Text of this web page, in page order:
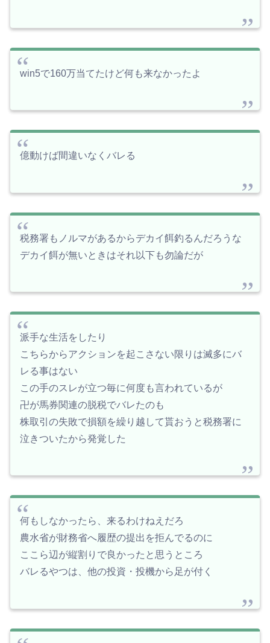
win5で160万当てたけど何も来なかったよ
億動けば間違いなくバレる
税務署もノルマがあるからデカイ餌釣るんだろうな
デカイ餌が無いときはそれ以下も勿論だが
派手な生活をしたり
こちらからアクションを起こさない限りは滅多にバ
レる事はない
この手のスレが立つ毎に何度も言われているが
卍が馬券関連の脱税でバレたのも
株取引の失敗で損額を繰り越して貰おうと税務署に
泣きついたから発覚した
何もしなかったら、来るわけねえだろ
農水省が財務省へ履歴の提出を拒んでるのに
ここら辺が縦割りで良かったと思うところ
バレるやつは、他の投資・投機から足が付く